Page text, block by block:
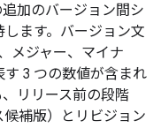
加のバージョン間シ
ます。バージョン文
メジャー、マイナ
3 つの数値が含まれ
リリース前の段階
候補版）とリビジョン